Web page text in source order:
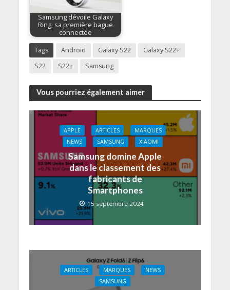
Samsung dévoile Galaxy
Ring, sa première bague
connectée
Tags Android Galaxy S22
Galaxy S22+
S22
S22+ Samsung
Vous pourriez également aimer
APPLE ARTICLES
MARQUES
NEWS
SAMSUNG XIAOMI
Samsung domine Apple
dans le classement des
fabricants de
Smartphones
15 septembre 2024
ARTICLES MARQUES
NEWS
SAMSUNG